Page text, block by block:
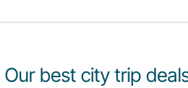
Our best city trip